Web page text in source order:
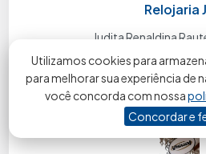
Utilizamos cookies para
para melhorar sua experiência de
você concorda com nossa
Concordar e
Relojaria
Judita Renaldina
(47) 3633-
Acessar